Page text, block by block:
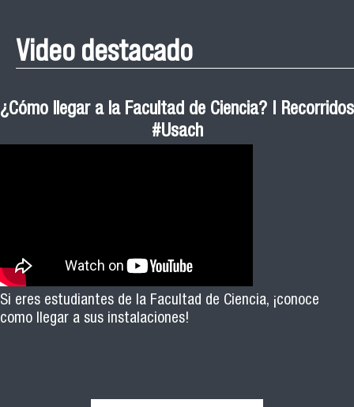
Video destacado
¿Cómo llegar a la Facultad de Ciencia? | Recorridos
#Usach
Si eres estudiantes de la Facultad de Ciencia, ¡conoce
como llegar a sus instalaciones!